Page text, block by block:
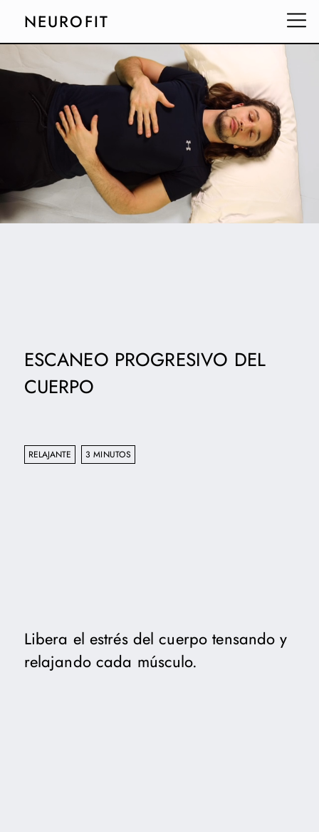
NEUROFIT
ESCANEO PROGRESIVO DEL
CUERPO
RELAJANTE 3 MINUTOS
Libera el estrés del cuerpo tensando y
relajando cada músculo.